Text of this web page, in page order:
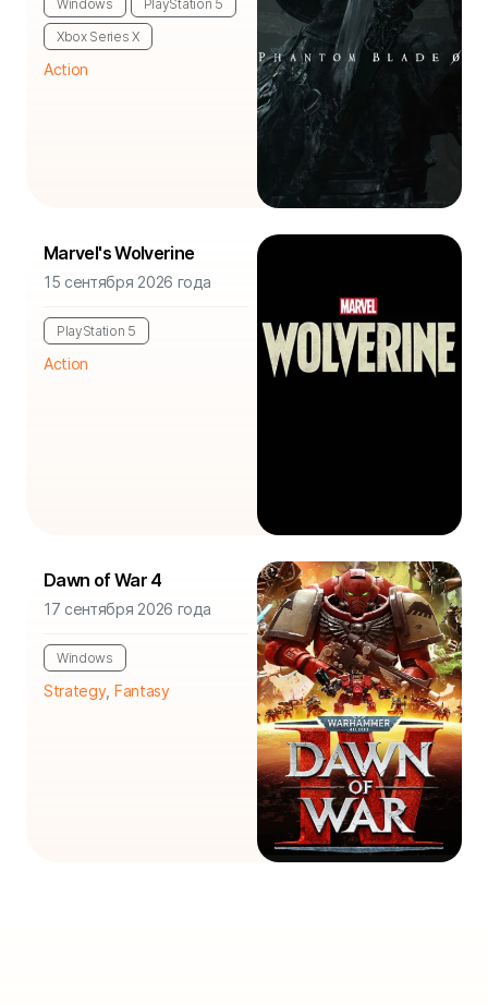
Windows PlayStation 5
Xbox Series X
Action
Marvel's Wolverine
15 сентября 2026 года
PlayStation 5
Action
Dawn of War 4
17 сентября 2026 года
Windows
Strategy, Fantasy